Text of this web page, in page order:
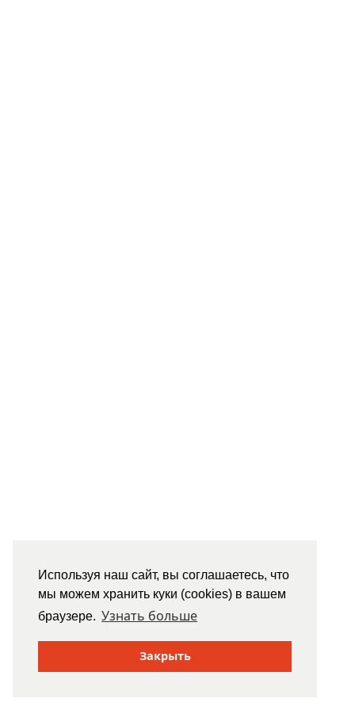
Используя наш сайт, вы соглашаетесь, что
мы можем хранить куки (cookies) в вашем
браузере. Узнать больше
Закрыть